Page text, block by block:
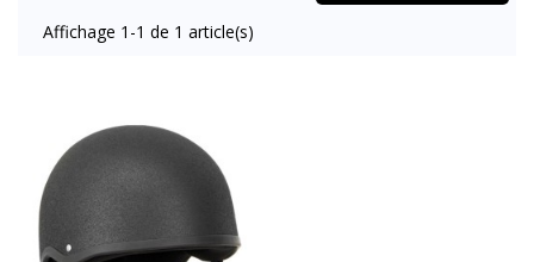
Affichage 1-1 de 1 article(s)